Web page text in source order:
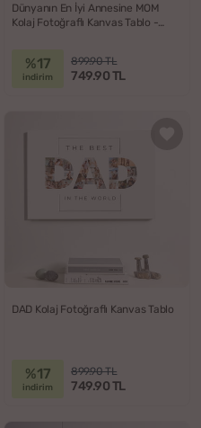
Dünyanın En İyi Annesine MOM
Kolaj Fotoğraflı Kanvas Tablo -
%17
indirim
899.90 TL
749.90 TL
DAD Kolaj Fotoğraflı Kanvas Tablo
%17
indirim
899.90 TL
749.90 TL